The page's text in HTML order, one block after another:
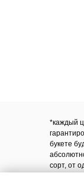
*каждый
букете
сорт, от